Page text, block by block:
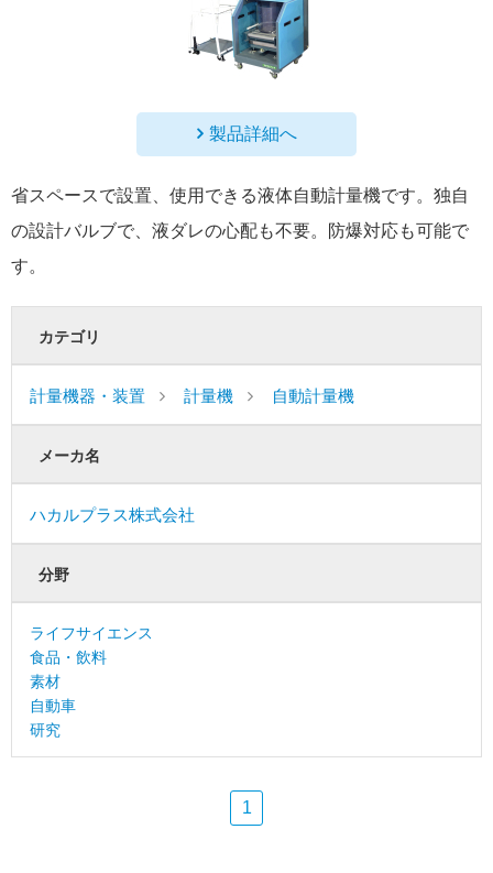
製品詳細へ
省スペースで設置、使用できる液体自動計量機です。独自
の設計バルブで、液ダレの心配も不要。防爆対応も可能で
す。
カテゴリ
計量機器・装置 計量機 自動計量機
メーカ名
ハカルプラス株式会社
分野
ライフサイエンス
食品・飲料
素材
自動車
研究
1